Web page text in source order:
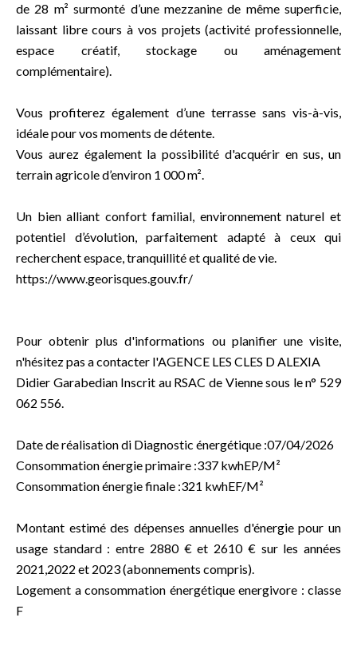
de 28 m² surmonté d’une mezzanine de même superficie,
laissant libre cours à vos projets (activité professionnelle,
espace créatif, stockage ou aménagement
complémentaire).
Vous profiterez également d’une terrasse sans vis-à-vis,
idéale pour vos moments de détente.
Vous aurez également la possibilité d'acquérir en sus, un
terrain agricole d’environ 1 000 m².
Un bien alliant confort familial, environnement naturel et
potentiel d’évolution, parfaitement adapté à ceux qui
recherchent espace, tranquillité et qualité de vie.
https://www.georisques.gouv.fr/
Pour obtenir plus d'informations ou planifier une visite,
n'hésitez pas a contacter l'AGENCE LES CLES D ALEXIA
Didier Garabedian Inscrit au RSAC de Vienne sous le n° 529
062 556.
Date de réalisation di Diagnostic énergétique :07/04/2026
Consommation énergie primaire :337 kwhEP/M²
Consommation énergie finale :321 kwhEF/M²
Montant estimé des dépenses annuelles d'énergie pour un
usage standard : entre 2880 € et 2610 € sur les années
2021,2022 et 2023 (abonnements compris).
Logement a consommation énergétique energivore : classe
F